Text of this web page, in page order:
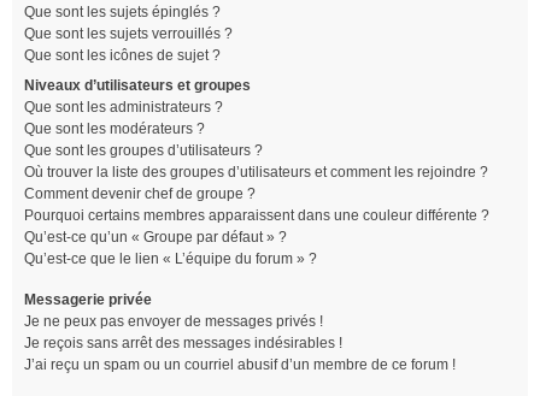
Que sont les sujets épinglés ?
Que sont les sujets verrouillés ?
Que sont les icônes de sujet ?
Niveaux d’utilisateurs et groupes
Que sont les administrateurs ?
Que sont les modérateurs ?
Que sont les groupes d’utilisateurs ?
Où trouver la liste des groupes d’utilisateurs et comment les rejoindre ?
Comment devenir chef de groupe ?
Pourquoi certains membres apparaissent dans une couleur différente ?
Qu’est-ce qu’un « Groupe par défaut » ?
Qu’est-ce que le lien « L’équipe du forum » ?
Messagerie privée
Je ne peux pas envoyer de messages privés !
Je reçois sans arrêt des messages indésirables !
J’ai reçu un spam ou un courriel abusif d’un membre de ce forum !